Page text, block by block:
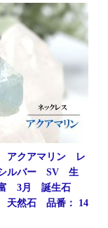
アクアマリン レ
ルバー SV 生
3月 誕生石
天然石 品番： 14